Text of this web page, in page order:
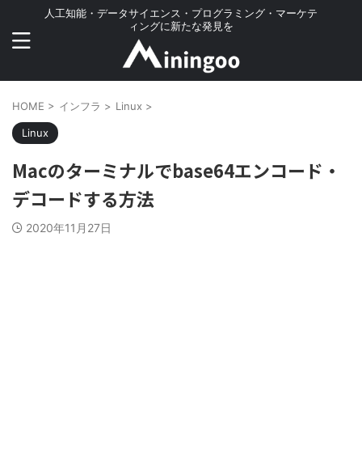
人工知能・データサイエンス・プログラミング・マーケテ
ィングに新たな発見を
HOME > インフラ > Linux >
Linux
Macのターミナルでbase64エンコード・
デコードする方法
2020年11月27日